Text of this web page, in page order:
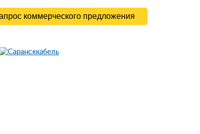
коммерческого предложения